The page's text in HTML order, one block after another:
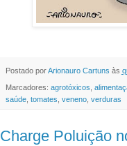
Postado porArionauro Cartuns às
Marcadores: agrotóxicos
saúde, tomates veneno, verduras
Charge Poluição